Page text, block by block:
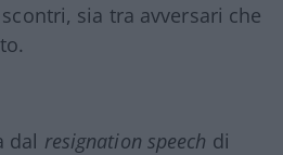
sia tra avversari che
dal resignation speech di